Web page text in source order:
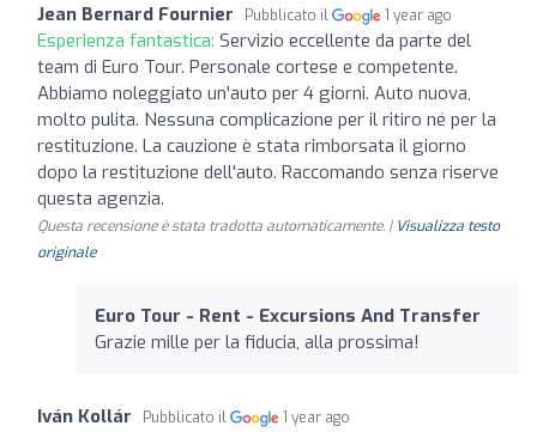
Jean Bernard Fournier Pubblicato il 1 year ago
Esperienza fantastica: Servizio eccellente da parte del
team di Euro Tour. Personale cortese e competente.
Abbiamo noleggiato un'auto per 4 giorni. Auto nuova,
molto pulita. Nessuna complicazione per il ritiro né per la
restituzione. La cauzione è stata rimborsata il giorno
dopo la restituzione dell'auto. Raccomando senza riserve
questa agenzia.
Questa recensione è stata tradotta automaticamente. | Visualizza testo
originale
Euro Tour - Rent - Excursions And Transfer
Grazie mille per la fiducia, alla prossima!
Iván Kollár Pubblicato il 1 year ago